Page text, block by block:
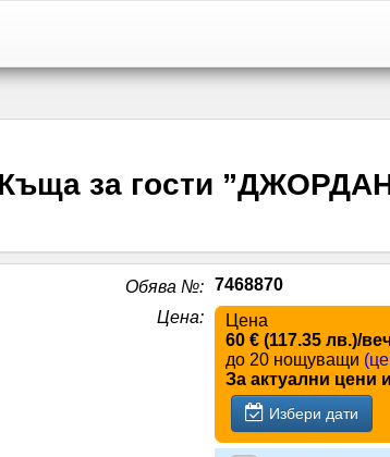
за гости
Обява №: 7468870
Цена:
Цена
60 € (117.35 лв.)/
до 20 нощуващи
За актуални цени
Избери дати